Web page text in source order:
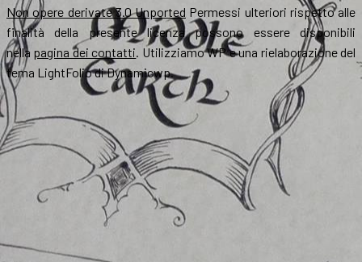
Non opere derivate 3.0 Unported Permessi ulteriori rispetto alle
finalità della presente licenza possono essere disponibili
nella pagina dei contatti. Utilizziamo WP e una rielaborazione del
tema LightFolio di Dynamicwp.